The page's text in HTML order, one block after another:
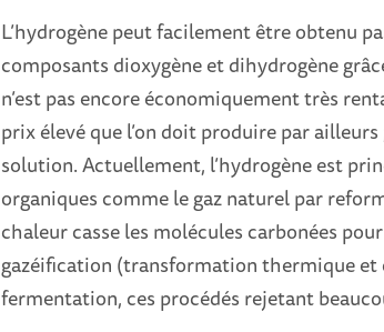
L’hydrogène peut facilement être obtenu
composants dioxygène et dihydrogène
n’est pas encore économiquement très
prix élevé que l’on doit produire par
solution. Actuellement, l’hydrogène est
organiques comme le gaz naturel par
chaleur casse les molécules carbonées
gazéification (transformation thermique et
fermentation, ces procédés rejetant